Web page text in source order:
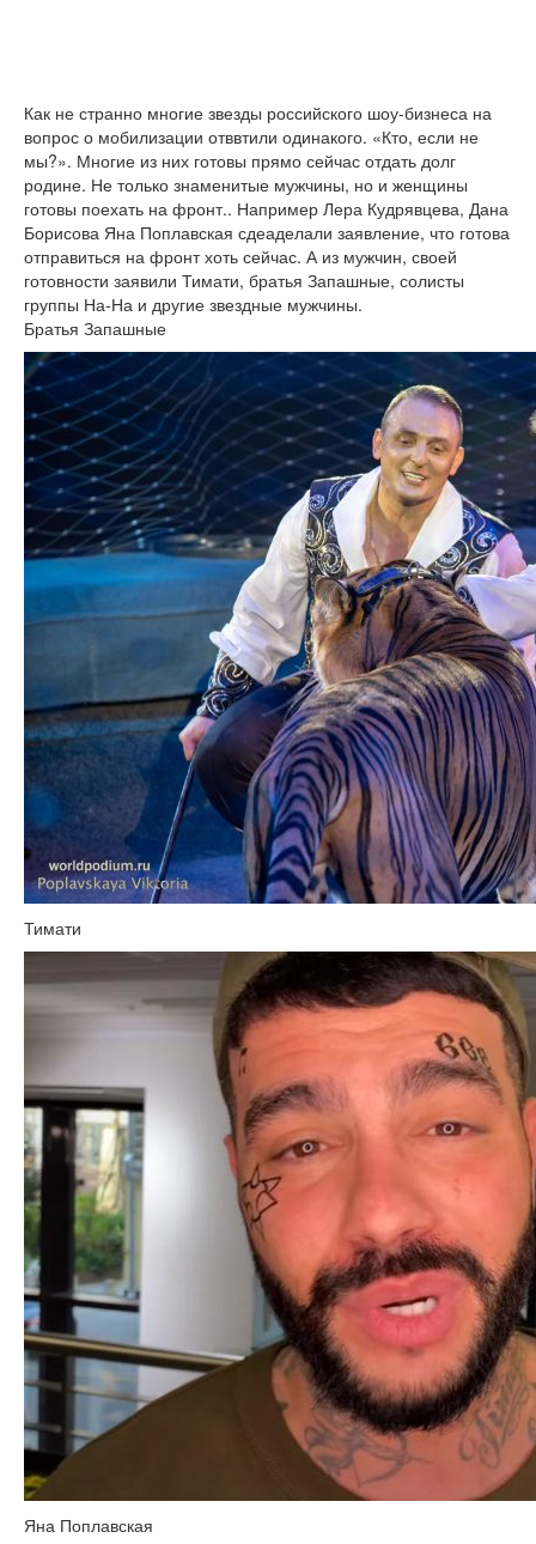
Как не странно многие звезды российского шоу-бизнеса на
вопрос о мобилизации отввтили одинакого. «Кто, если не
мы?». Многие из них готовы прямо сейчас отдать долг
родине. Не только знаменитые мужчины, но и женщины
готовы поехать на фронт.. Например Лера Кудрявцева, Дана
Борисова Яна Поплавская сдеаделали заявление, что готова
отправиться на фронт хоть сейчас. А из мужчин, своей
готовности заявили Тимати, братья Запашные, солисты
группы На-На и другие звездные мужчины.
Братья Запашные
Тимати
Яна Поплавская